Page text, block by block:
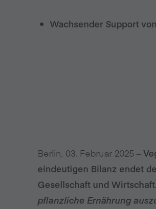
Wachsender Support
Berlin, 03. Februar 2025 –
eindeutigen Bilanz endet
Gesellschaft und
pflanzliche Ernährung